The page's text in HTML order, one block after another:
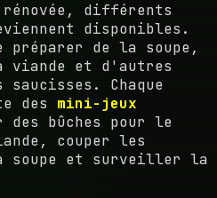
différents
disponibles.
préparer de la soupe,
et d'autres
Chaque
des mini-jeux
des bûches pour le
couper les
soupe et surveiller la